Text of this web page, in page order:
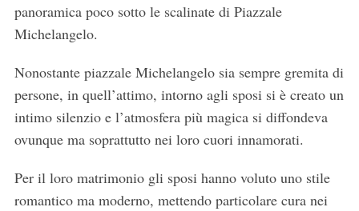
panoramica poco sotto le scalinate di Piazzale
Michelangelo.
Nonostante piazzale Michelangelo sia sempre gremita di
persone, in quell’attimo, intorno agli sposi si è creato un
intimo silenzio e l’atmosfera più magica si diffondeva
ovunque ma soprattutto nei loro cuori innamorati.
Per il loro matrimonio gli sposi hanno voluto uno stile
romantico ma moderno, mettendo particolare cura nei